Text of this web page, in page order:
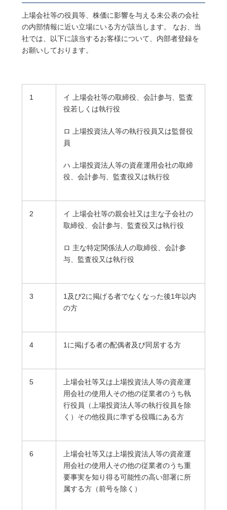
上場会社等の役員等、株価に影響を与える未公表の会社
の内部情報に近い立場にいる方が該当します。 なお、当
社では、以下に該当するお客様について、内部者登録を
お願いしております。
1
イ 上場会社等の取締役、会計参与、監査
役若しくは執行役
ロ 上場投資法人等の執行役員又は監督役
員
ハ 上場投資法人等の資産運用会社の取締
役、会計参与、監査役又は執行役
2
イ 上場会社等の親会社又は主な子会社の
取締役、会計参与、監査役又は執行役
ロ 主な特定関係法人の取締役、会計参
与、監査役又は執行役
3
1及び2に掲げる者でなくなった後1年以内
の方
4 1に掲げる者の配偶者及び同居する方
5
上場会社等又は上場投資法人等の資産運
用会社の使用人その他の従業者のうち執
行役員（上場投資法人等の執行役員を除
く）その他役員に準ずる役職にある方
6
上場会社等又は上場投資法人等の資産運
用会社の使用人その他の従業者のうち重
要事実を知り得る可能性の高い部署に所
属する方（前号を除く）